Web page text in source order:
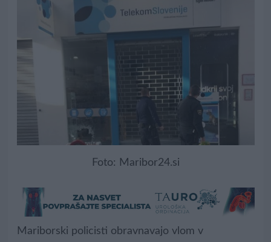
Foto: Maribor24.si
Mariborski policisti obravnavajo vlom v